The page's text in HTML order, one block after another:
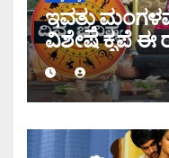
ಇವತ್ತು
ವಿಶೇಷ ಕೃಪೆ
ಇಂದಿನ ರಾಶಿ